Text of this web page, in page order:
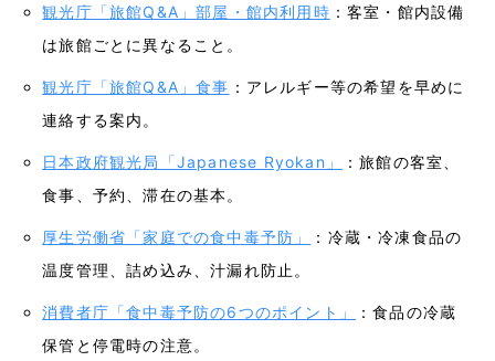
観光庁「旅館Q&A」部屋・館内利用時 ：客室・館内設備
は旅館ごとに異なること。
観光庁「旅館Q&A」食事 ：アレルギー等の希望を早めに
連絡する案内。
日本政府観光局「Japanese Ryokan」
：旅館の客室、
食事、予約、滞在の基本。
厚生労働省「家庭での食中毒予防」
：冷蔵・冷凍食品の
温度管理、詰め込み、汁漏れ防止。
消費者庁「食中毒予防の6つのポイント」
：食品の冷蔵
保管と停電時の注意。